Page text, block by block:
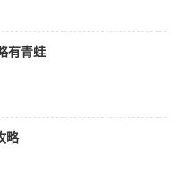
有青蛙
略